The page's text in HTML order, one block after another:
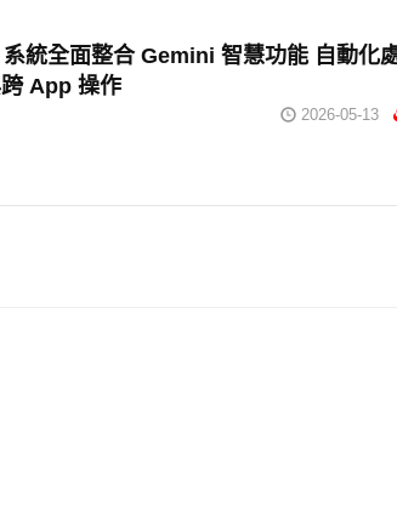
統全面整合 Gemini 智慧功能 自動化
App 操作
2026-05-13